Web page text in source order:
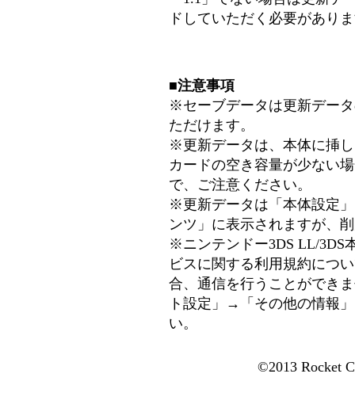
ドしていただく必要があり
■注意事項
※セーブデータは更新デー
ただけます。
※更新データは、本体に挿
カードの空き容量が少ない
で、ご注意ください。
※更新データは「本体設定
ンツ」に表示されますが、
※ニンテンドー3DS LL/3DS
ビスに関する利用規約につ
合、通信を行うことができ
ト設定」→「その他の情報
い。
©2013 Rocket